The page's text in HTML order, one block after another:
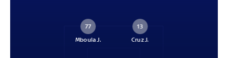
77
Mboula J.
13
Cruz J.